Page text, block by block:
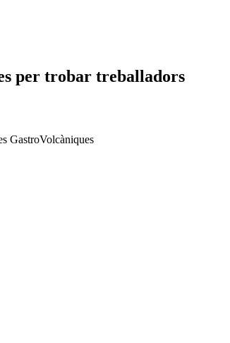
per trobar treballadors
GastroVolcàniques